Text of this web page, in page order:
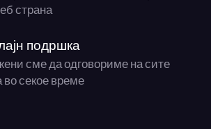
страна
подршка
сме да одговориме на сите
секое време